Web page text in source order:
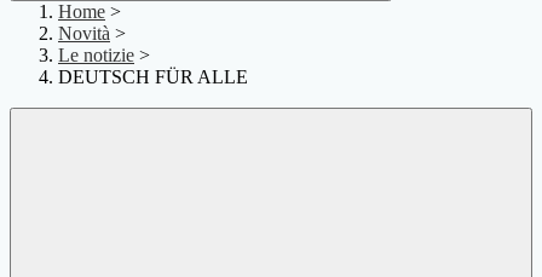
Home >
Novità >
Le notizie >
DEUTSCH FÜR ALLE